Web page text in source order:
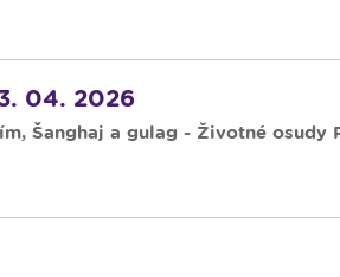
04. 2026
Šanghaj a gulag - Životné osudy